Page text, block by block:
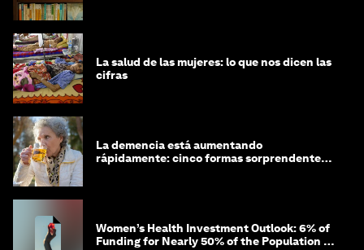
La salud de las mujeres: lo que nos dicen las
cifras
La demencia está aumentando
rápidamente: cinco formas sorprendentes
Women’s Health Investment Outlook: 6% of
Funding for Nearly 50% of the Population –